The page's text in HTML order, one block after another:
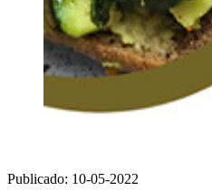
Publicado: 10-05-2022